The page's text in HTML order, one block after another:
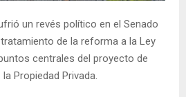
un revés político en el Senado
de la reforma a la Ley
centrales del proyecto de
Propiedad Privada.